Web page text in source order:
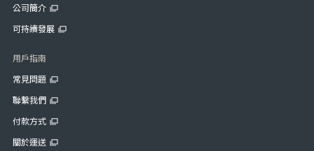
公司簡介
可持續發展
用戶指南
常見問題
聯繫我們
付款方式
關於運送